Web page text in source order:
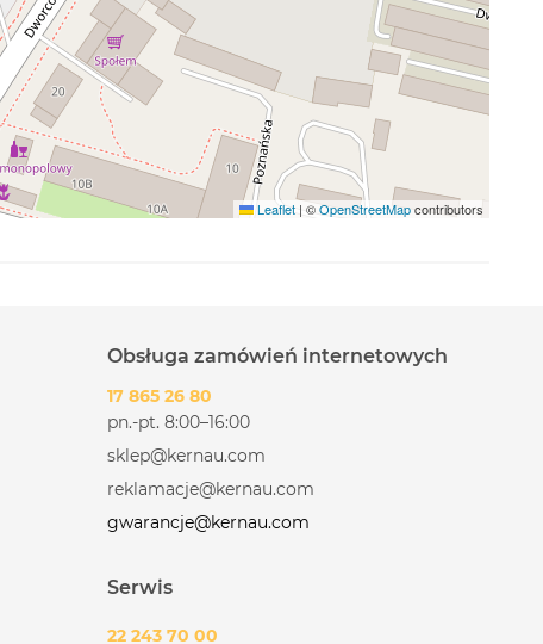
Leaflet | ©OpenStreetMapcontributors
Obsługa zamówień internetowych
17 865 26 80
pn.-pt. 8:00–16:00
sklep@kernau.com
reklamacje@kernau.com
gwarancje@kernau.com
Serwis
22 243 70 00